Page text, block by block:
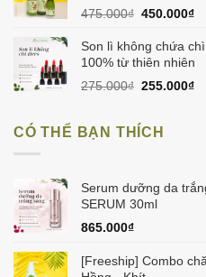
475.000₫ Giá
là:
475.000₫.
450.000₫Giá
tại
là:
Son lì không chứa
100% từ thiên nhiên
275.000₫ Giá
275.000₫.
255.000₫Giá
CÓ THỂ BẠN THÍCH
Serum dưỡng da
SERUM 30ml
865.000₫
[Freeship] Combo